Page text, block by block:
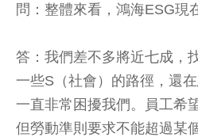
問：整體來看，鴻海ESG現
答：我們差不多將近七成，
一些S（社會）的路徑，還
一直非常困擾我們。員工希
但勞動準則要求不能超過某